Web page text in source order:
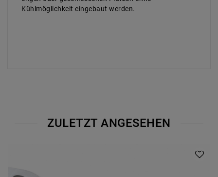
Kühlmöglichkeit eingebaut werden.
ZULETZT ANGESEHEN